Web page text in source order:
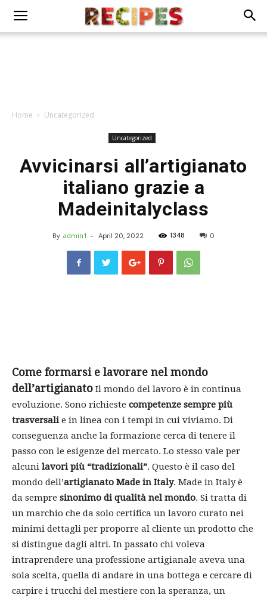
Home Uncategorized
Uncategorized
Avvicinarsi all’artigianato
italiano grazie a
Madeinitalyclass
By admin1 - April 20, 2022 1348 0
Come formarsi e lavorare nel mondo
dell’artigianato Il mondo del lavoro è in continua
evoluzione. Sono richieste competenze sempre più
trasversalie in linea con i tempi in cui viviamo. Di
conseguenza anche la formazione cerca di tenere il
passo con le esigenze del mercato. Lo stesso vale per
alcuni lavori più “tradizionali”. Questo è il caso del
mondo dell’artigianato Made in Italy. Made in Italy è
da sempre sinonimo di qualità nel mondo. Si tratta di
un marchio che da solo certifica un lavoro curato nei
minimi dettagli per proporre al cliente un prodotto che
si distingue dagli altri. In passato chi voleva
intraprendere una professione artigianale aveva una
sola scelta, quella di andare in una bottega e cercare di
carpire i trucchi del mestiere con la speranza, un